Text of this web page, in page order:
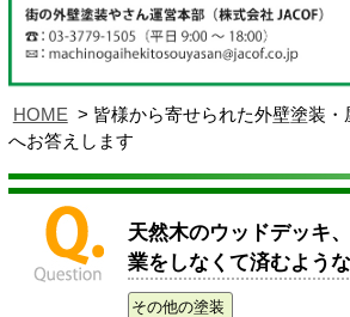
HOME
皆様から寄せられた外壁塗装
へお答えします
天然木のウッドデッキ
業をしなくて済むよう
その他の塗装